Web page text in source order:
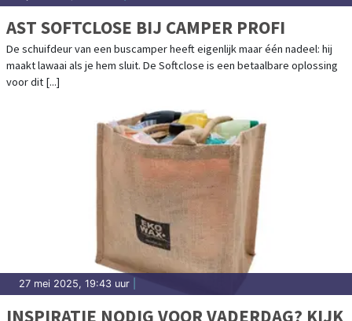
AST SOFTCLOSE BIJ CAMPER PROFI
De schuifdeur van een buscamper heeft eigenlijk maar één nadeel: hij
maakt lawaai als je hem sluit. De Softclose is een betaalbare oplossing
voor dit [...]
27 mei 2025, 19:43 uur
INSPIRATIE NODIG VOOR VADERDAG? KIJK